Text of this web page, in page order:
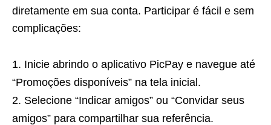
diretamente em sua conta. Participar é fácil e sem
complicações:
Inicie abrindo o aplicativo PicPay e navegue até
“Promoções disponíveis” na tela inicial.
Selecione “Indicar amigos” ou “Convidar seus
amigos” para compartilhar sua referência.